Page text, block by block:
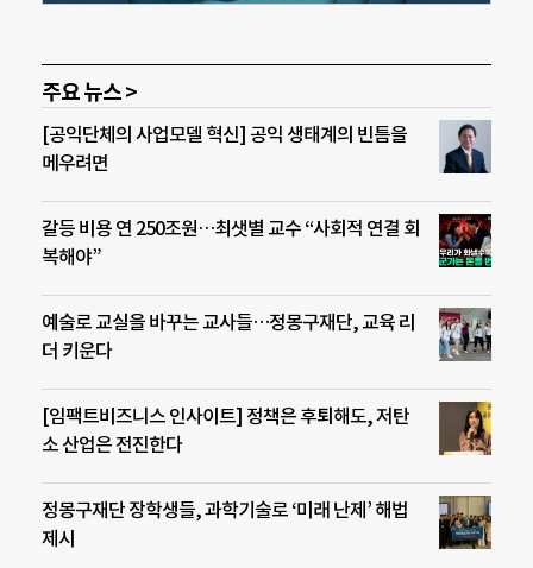
주요 뉴스 >
[공익단체의 사업모델 혁신] 공익 생태계의 빈틈을
메우려면
갈등 비용 연 250조원…최샛별 교수 “사회적 연결 회
복해야”
예술로 교실을 바꾸는 교사들…정몽구재단, 교육 리
더 키운다
[임팩트비즈니스 인사이트] 정책은 후퇴해도, 저탄
소 산업은 전진한다
정몽구재단 장학생들, 과학기술로 ‘미래 난제’ 해법
제시